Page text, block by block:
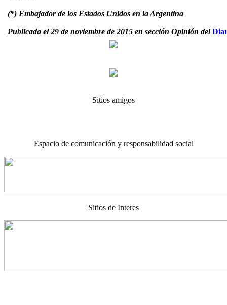
(*) Embajador de los Estados Unidos en la Argentina
Publicada el 29 de noviembre de 2015 en sección Opinión del
Sitios amigos
Espacio de comunicación y responsabilidad social
Sitios de Interes